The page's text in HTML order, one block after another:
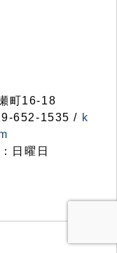
町16-18
652-1535 / k
日曜日